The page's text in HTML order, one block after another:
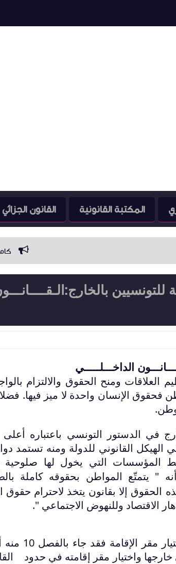
المكتبة القانونية القانون الجزائي
كامل اجال مجلة
الداخـــلـــــي
ومنح الحقوق والالتزام
فحقوق الإنسان واحدة لا ميز فيها.
في الدستور التونسي باعتباره
القانوني للدولة ومنه تستمد
المؤسسات التي يخول لها
نص في فصله 7 أنه " يتمتّع المواطن بحقوقه كاملة
الحقوق إلا بقانون يتخذ لاحترام حقوق
الاقتصاد وللنهوض الاجتماعي ".
كما ضمن الدستور حرية التنقل
واختيار مقر إقامته في حدود